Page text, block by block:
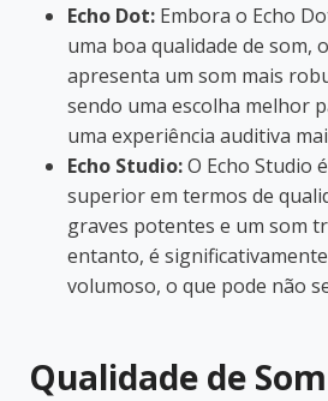
Echo Dot: Embora o Echo
uma boa qualidade de som,
apresenta um som mais
sendo uma escolha melhor
uma experiência auditiva
Echo Studio:O Echo Studio
superior em termos de
graves potentes e um som
entanto, é
volumoso, o que pode não
Qualidade de